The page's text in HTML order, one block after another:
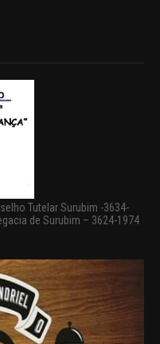
Tutelar Surubim -3634-
de Surubim – 3624-1974